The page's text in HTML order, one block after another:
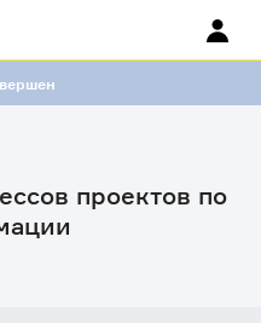
проектов по